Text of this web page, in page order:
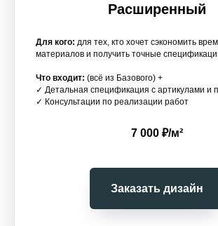
Расширенный
Для кого: для тех, кто хочет сэкономить
материалов и получить точные
Что входит: (всё из Базового) +
✓ Детальная спецификация с артикулами и
✓ Консультации по реализации работ
7 000 ₽/м²
Заказать дизайн